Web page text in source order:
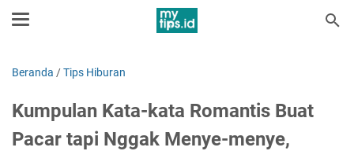
Beranda /Tips Hiburan
Kumpulan Kata-kata Romantis Buat
Pacar tapi Nggak Menye-menye,